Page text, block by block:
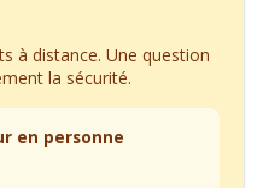
à distance. Une question
la sécurité.
en personne